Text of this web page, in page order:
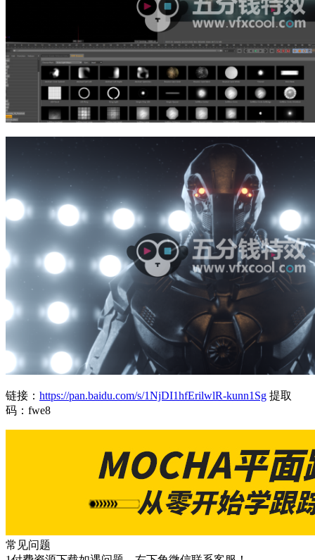
链接： https://pan.baidu.com/s/1NjDI1hfErilwlR-kunn1Sg 提取
码：fwe8
常见问题